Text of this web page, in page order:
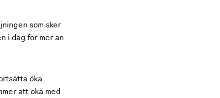
som sker
i dag för mer än
öka
att öka med